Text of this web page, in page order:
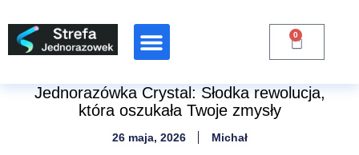
0
Jednorazówka Crystal: Słodka rewolucja,
która oszukała Twoje zmysły
26 maja, 2026 Michał